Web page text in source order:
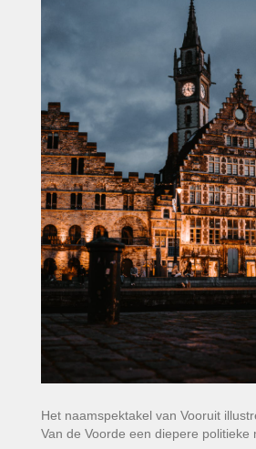
Het naamspektakel van Vooruit
Van de Voorde een diepere politieke